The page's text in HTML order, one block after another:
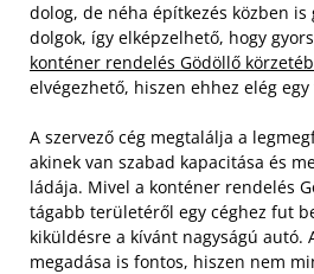
dolog, de néha építkezés közben is
dolgok, így elképzelhető, hogy
konténer rendelés Gödöllő
elvégezhető, hiszen ehhez elég
A szervező cég megtalálja a
akinek van szabad kapacitása és
ládája. Mivel a konténer rendelés
tágabb területéről egy céghez fut
kiküldésre a kívánt nagyságú autó.
megadása is fontos, hiszen nem